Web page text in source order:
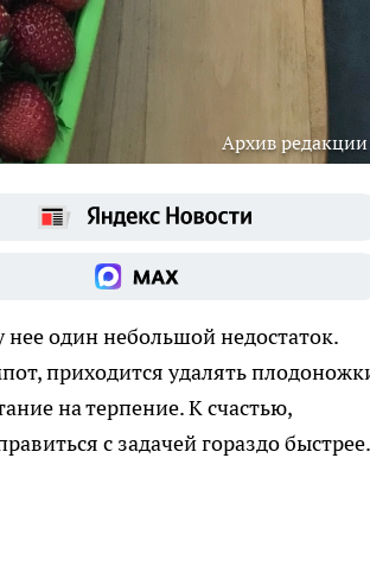
Архив редакции
один небольшой недостаток.
приходится удалять
на терпение. К счастью,
с задачей гораздо быстрее.